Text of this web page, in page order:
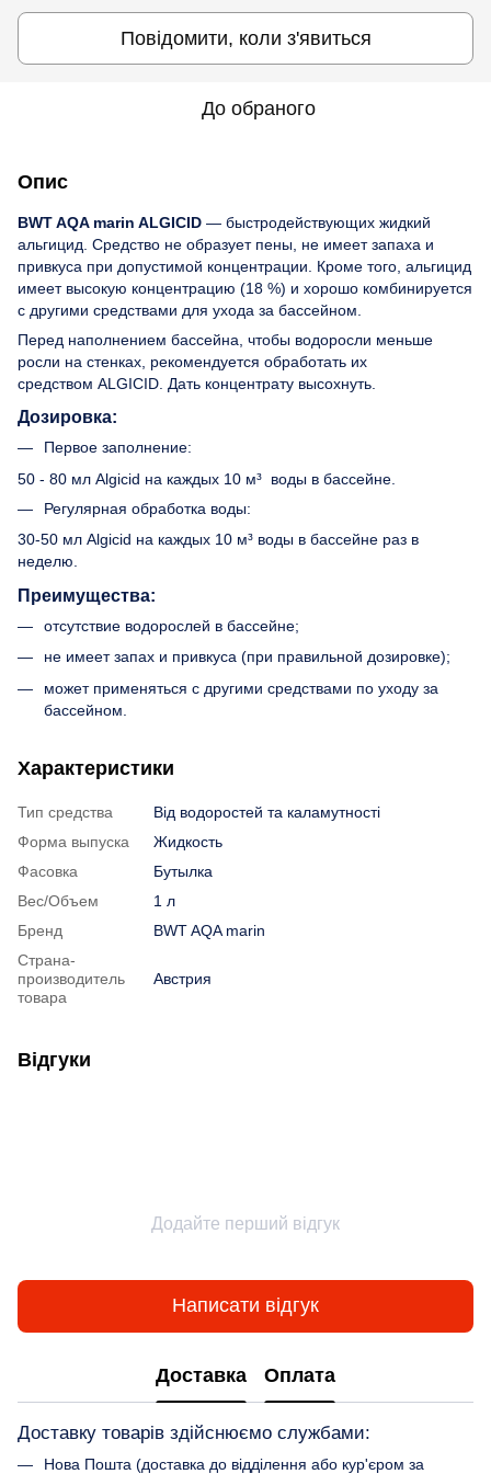
Повідомити, коли з'явиться
До обраного
Опис
BWT AQA marin ALGICID — быстродействующих жидкий
альгицид. Средство не образует пены, не имеет запаха и
привкуса при допустимой концентрации. Кроме того, альгицид
имеет высокую концентрацию (18 %) и хорошо комбинируется
с другими средствами для ухода за бассейном.
Перед наполнением бассейна, чтобы водоросли меньше
росли на стенках, рекомендуется обработать их
средством ALGICID. Дать концентрату высохнуть.
Дозировка:
Первое заполнение:
50 - 80 мл Algicid на каждых 10 м³ воды в бассейне.
Регулярная обработка воды:
30-50 мл Algicid на каждых 10 м³ воды в бассейне раз в
неделю.
Преимущества:
отсутствие водорослей в бассейне;
не имеет запах и привкуса (при правильной дозировке);
может применяться с другими средствами по уходу за
бассейном.
Характеристики
Тип средства
Від водоростей та каламутності
Форма выпуска
Жидкость
Фасовка
Бутылка
Вес/Объем
1 л
Бренд
BWT AQA marin
Страна-
производитель
товара
Австрия
Відгуки
Додайте перший відгук
Написати відгук
Доставка Оплата
Доставку товарів здійснюємо службами:
Нова Пошта (доставка до відділення або кур'єром за